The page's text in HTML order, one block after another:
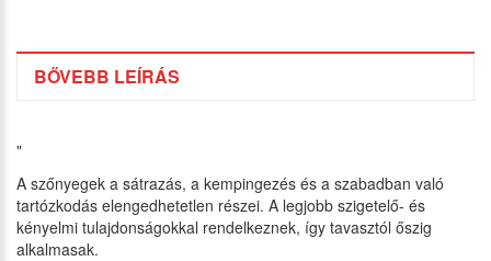
BŐVEBB LEÍRÁS
"
A szőnyegek a sátrazás, a kempingezés és a szabadban való
tartózkodás elengedhetetlen részei. A legjobb szigetelő- és
kényelmi tulajdonságokkal rendelkeznek, így tavasztól őszig
alkalmasak.